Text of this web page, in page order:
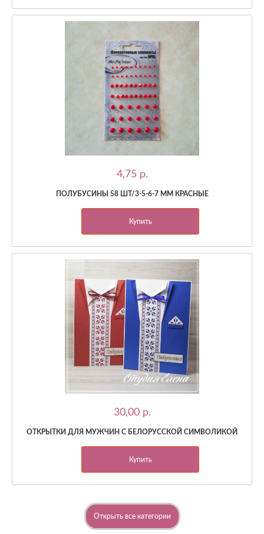
4,75 p.
ПОЛУБУСИНЫ 58 ШТ/3-5-6-7 ММ КРАСНЫЕ
Купить
30,00 p.
ОТКРЫТКИ ДЛЯ МУЖЧИН С БЕЛОРУССКОЙ СИМВОЛИКОЙ
Купить
Открыть все категории